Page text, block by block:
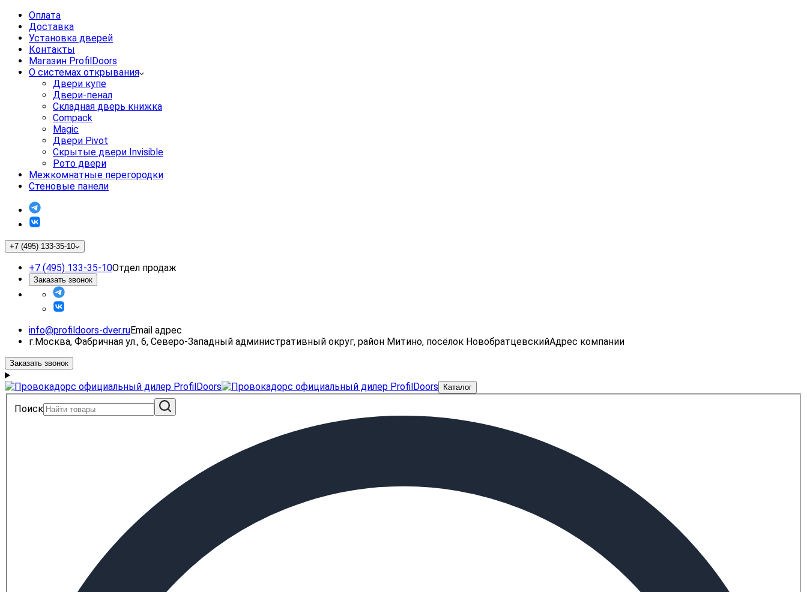
Оплата
Доставка
Установка дверей
Контакты
Магазин ProfilDoors
О системах открывания
Двери купе
Двери-пенал
Складная дверь книжка
Compack
Magic
Двери Pivot
Скрытые двери Invisible
Рото двери
Межкомнатные перегородки
Стеновые панели
+7 (495) 133-35-10
+7 (495) 133-35-10Отдел продаж
Заказать звонок
info@profildoors-dver.ruEmail адрес
г.Москва, Фабричная ул., 6, Северо-Западный административный округ, район Митино, посёлок НовобратцевскийАдрес компании
Заказать звонок
Каталог
Поиск